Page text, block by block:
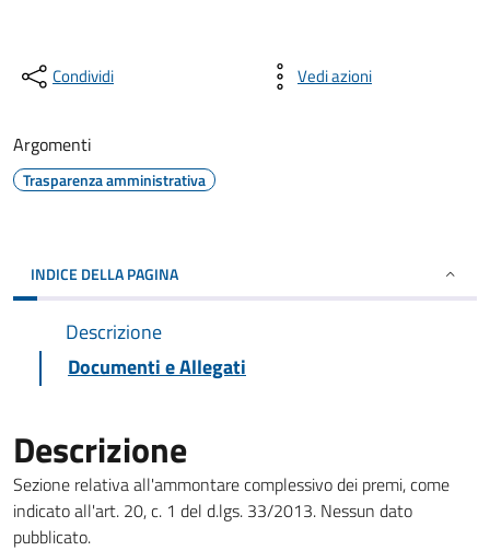
Condividi Vedi azioni
Argomenti
Trasparenza amministrativa
INDICE DELLA PAGINA
Descrizione
Documenti e Allegati
Descrizione
Sezione relativa all'ammontare complessivo dei premi, come
indicato all'art. 20, c. 1 del d.lgs. 33/2013. Nessun dato
pubblicato.